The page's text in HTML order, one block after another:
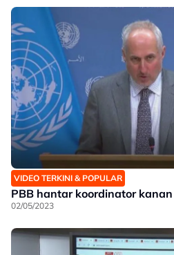
VIDEO TERKINI & POPULAR
PBB hantar koordinator
02/05/2023